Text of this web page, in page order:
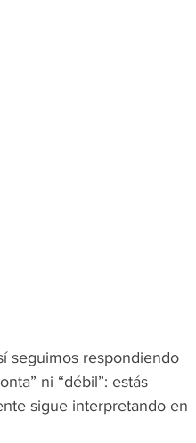
seguimos respondiendo
ni “débil”: estás
sigue interpretando en